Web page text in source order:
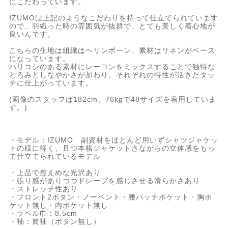
IZUMOは上記のようなこだわりを持って仕立てられています
ので、羽織った時の雰囲気が抜群で、とても美しく着心地が
良いんです。
こちらの生地は組織はヘリンボーン、素材はリネンがベース
になっています。
ハリコシのある素材にレーヨンをミックスすることで独特な
とろみとしなやかさが加わり、それぞれの特性が活きたタッ
チに仕上がっています。
(画像のスタッフは182cm、76kgで48サイズを着用していま
す。)
・モデル：IZUMO 副資材をほとんど用いずシャツジャケッ
トの様に軽く、且つ本格ジャケットさながらの立体感をもっ
て仕立てられているモデル
・上品で控えめな光沢あり
・張り感がありつつドレープを感じさせる滑らかさあり
・ストレッチ性あり
・フロント2ボタン・ノーベント・腰パッチポケット・胸ポ
ケット無し・内ポケット無し
・ラペル巾：8.5cm
・袖：筒袖（ボタン無し）